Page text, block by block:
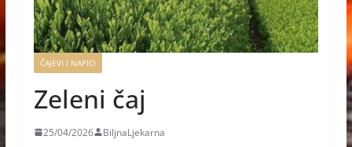
ČAJEVI I NAPICI
Zeleni čaj
25/04/2026 BiljnaLjekarna